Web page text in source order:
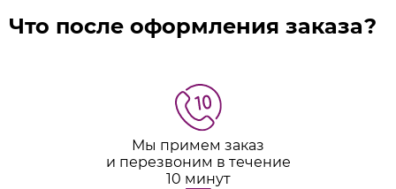
Что после оформления заказа?
Мы примем заказ
и перезвоним в течение
10 минут